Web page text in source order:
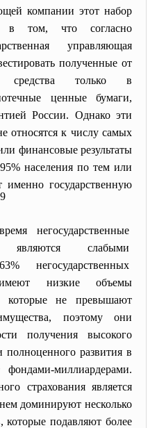
компании этот набор
в том, что согласно
управляющая
полученные от
средства только в
ценные бумаги,
России. Однако эти
относятся к числу самых
финансовые результаты
населения по тем или
государственную
негосударственные
слабыми
негосударственных
низкие объемы
которые не превышают
поэтому они
получения высокого
полноценного развития в
миллиардерами.
страхования является
доминируют несколько
которые подавляют более